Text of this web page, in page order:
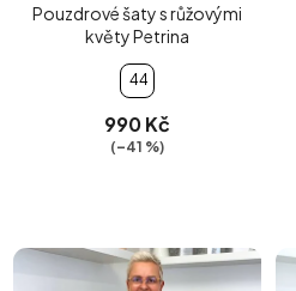
Pouzdrové šaty s růžovými
květy Petrina
44
990 Kč
(–41 %)